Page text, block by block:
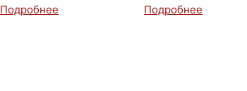
революцион
книга, тем не менее,
сохраняет свою